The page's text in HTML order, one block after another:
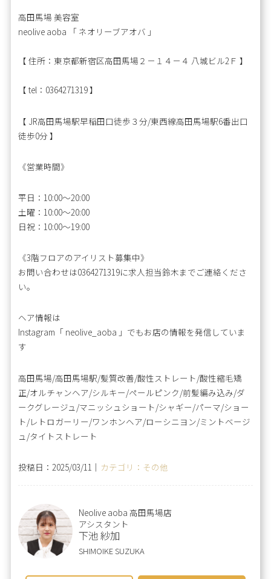
高田馬場 美容室
neolive aoba 「 ネオリーブアオバ 」
【 住所：東京都新宿区高田馬場２－１４－４ 八城ビル2Ｆ 】
【 tel：0364271319 】
【 JR高田馬場駅早稲田口徒歩３分/東西線高田馬場駅6番出口
徒歩0分 】
《営業時間》
平日：10:00〜20:00
土曜：10:00～20:00
日祝：10:00～19:00
《3階フロアのアイリスト募集中》
お問い合わせは0364271319に求人担当鈴木までご連絡くださ
い。
ヘア情報は
Instagram「 neolive_aoba 」でもお店の情報を発信していま
す
高田馬場/高田馬場駅/髪質改善/酸性ストレート/酸性縮毛矯
正/オルチャンヘア/シルキー/ペールピンク/前髪編み込み/ダ
ークグレージュ/マニッシュショート/シャギー/パーマ/ショー
ト/レトロガーリー/ワンホンヘア/ローシニヨン/ミントベージ
ュ/タイトストレート
投稿日：2025/03/11｜ カテゴリ：その他
Neolive aoba 高田馬場店
アシスタント
下池 紗加
SHIMOIKE SUZUKA